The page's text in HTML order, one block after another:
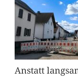
Anstatt